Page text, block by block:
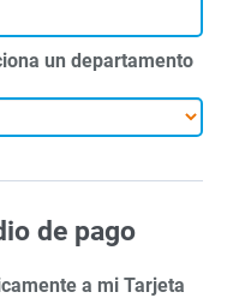
un departamento
de pago
a mi Tarjeta